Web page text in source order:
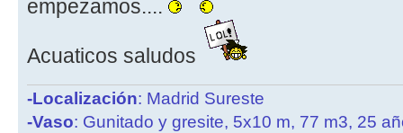
empezamos....
Acuaticos saludos
-Localización: Madrid Sureste
-Vaso: Gunitado y gresite, 5x10 m, 77 m3, 25